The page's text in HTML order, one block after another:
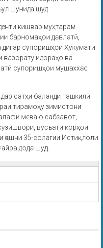
шунида шуд.
кишвар муҳтарам
барномаҳои давлатӣ,
супоришҳои Ҳукумати
вазорату идораҳо ва
супоришҳои мушаххас
сатҳи баланди ташкилӣ
тирамоҳу зимистони
меваю сабзавот,
вусъати корҳои
35-солагии Истиқлоли
дода шуд.